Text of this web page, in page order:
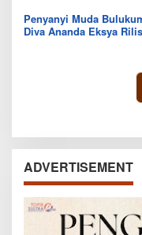
Penyanyi Muda
Diva Ananda Eksya Rilis
ADVERTISEMENT